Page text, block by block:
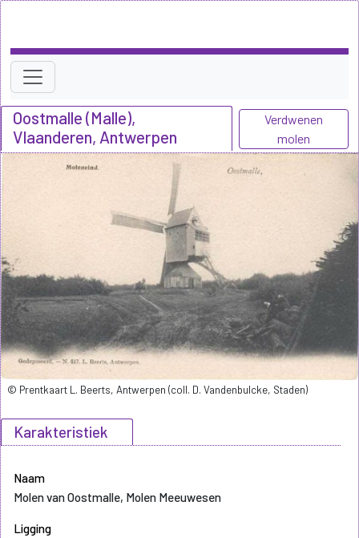
Oostmalle (Malle),
Vlaanderen, Antwerpen
Verdwenen
molen
Karakteristiek
Naam
Molen van Oostmalle, Molen Meeuwesen
Ligging
© Prentkaart L. Beerts, Antwerpen (coll. D. Vandenbulcke, Staden)